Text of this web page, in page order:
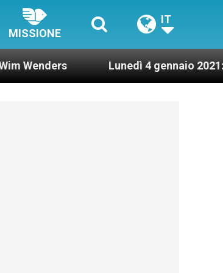
MISSIONE
IT
Lunedì 4 gennaio 2021: Possesso